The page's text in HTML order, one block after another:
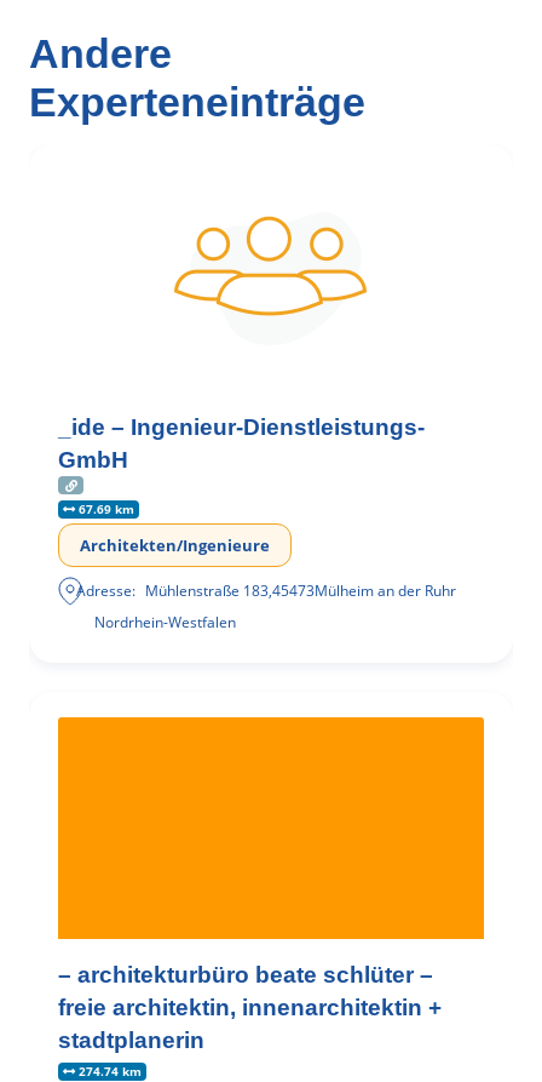
Andere
Experteneinträge
_ide – Ingenieur-Dienstleistungs-
GmbH
67.69 km
Architekten/Ingenieure
Adresse: Mühlenstraße 183,45473Mülheim an der Ruhr
Nordrhein-Westfalen
– architekturbüro beate schlüter –
freie architektin, innenarchitektin +
stadtplanerin
274.74 km